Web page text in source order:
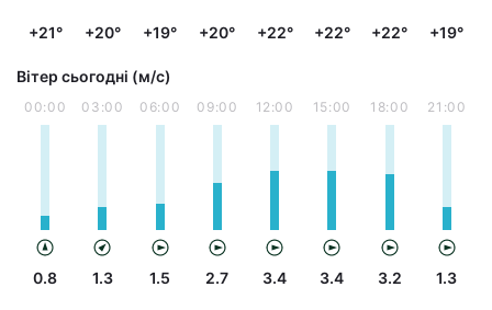
+21° +20° +19° +20° +22° +22° +22° +19°
Вітер сьогодні (м/с)
00:00
0.8
03:00
1.3
06:00
1.5
09:00
2.7
12:00
3.4
15:00
3.4
18:00
3.2
21:00
1.3